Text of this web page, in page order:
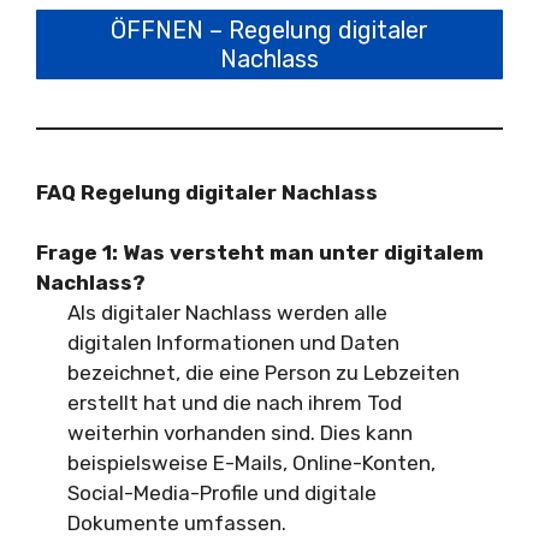
ÖFFNEN – Regelung digitaler
Nachlass
FAQ Regelung digitaler Nachlass
Frage 1: Was versteht man unter digitalem
Nachlass?
Als digitaler Nachlass werden alle
digitalen Informationen und Daten
bezeichnet, die eine Person zu Lebzeiten
erstellt hat und die nach ihrem Tod
weiterhin vorhanden sind. Dies kann
beispielsweise E-Mails, Online-Konten,
Social-Media-Profile und digitale
Dokumente umfassen.